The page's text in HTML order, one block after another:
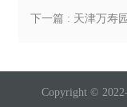
皆优的安息之所
下一篇 : 天津万寿
Copyright ©